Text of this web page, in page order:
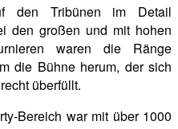
den Tribünen im Detail
den großen und mit hohen
waren die Ränge
die Bühne herum, der sich
überfüllt.
Bereich war mit über 1000